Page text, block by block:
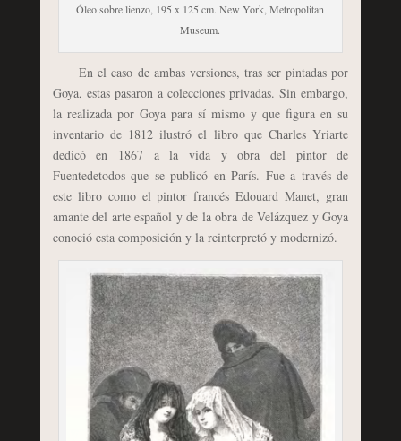
Óleo sobre lienzo, 195 x 125 cm. New York, Metropolitan
Museum.
En el caso de ambas versiones, tras ser pintadas por
Goya, estas pasaron a colecciones privadas. Sin embargo,
la realizada por Goya para sí mismo y que figura en su
inventario de 1812 ilustró el libro que Charles Yriarte
dedicó en 1867 a la vida y obra del pintor de
Fuentedetodos que se publicó en París. Fue a través de
este libro como el pintor francés Edouard Manet, gran
amante del arte español y de la obra de Velázquez y Goya
conoció esta composición y la reinterpretó y modernizó.